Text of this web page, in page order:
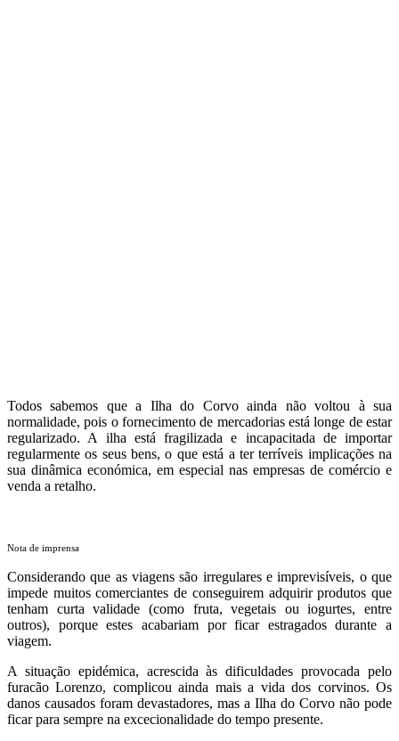
Todos sabemos que a Ilha do Corvo ainda não voltou à sua
normalidade, pois o fornecimento de mercadorias está longe de estar
regularizado. A ilha está fragilizada e incapacitada de importar
regularmente os seus bens, o que está a ter terríveis implicações na
sua dinâmica económica, em especial nas empresas de comércio e
venda a retalho.
Nota de imprensa
Considerando que as viagens são irregulares e imprevisíveis, o que
impede muitos comerciantes de conseguirem adquirir produtos que
tenham curta validade (como fruta, vegetais ou iogurtes, entre
outros), porque estes acabariam por ficar estragados durante a
viagem.
A situação epidémica, acrescida às dificuldades provocada pelo
furacão Lorenzo, complicou ainda mais a vida dos corvinos. Os
danos causados foram devastadores, mas a Ilha do Corvo não pode
ficar para sempre na excecionalidade do tempo presente.